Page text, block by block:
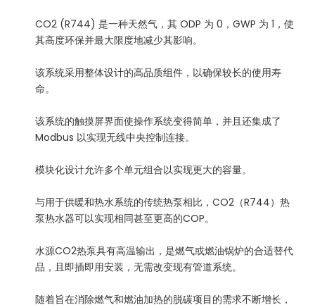
CO2 (R744) 是一种天然气，其 ODP 为 0，GWP 为 1，使
其高度环保并最大限度地减少其影响。
该系统采用整体设计的高品质组件，以确保较长的使用寿
命。
该系统的触摸屏界面使操作系统变得简单，并且还集成了
Modbus 以实现无线中央控制连接。
模块化设计允许多个单元组合以实现更大的容量。
与用于供暖和热水系统的传统热泵相比，CO2（R744）热
泵热水器可以实现相同甚至更高的COP。
水源CO2热泵具有高温输出，是燃气或燃油锅炉的合适替代
品，且即插即用安装，无需改变现有管道系统。
随着旨在消除燃气和燃油加热的脱碳项目的需求不断增长，